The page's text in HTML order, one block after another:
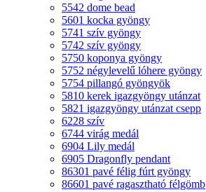
5542 dome bead
5601 kocka gyöngy
5741 szív gyöngy
5742 szív gyöngy
5750 koponya gyöngy
5752 négylevelű lóhere gyöngy
5754 pillangó gyöngyök
5810 kerek igazgyöngy utánzat
5821 igazgyöngy utánzat csepp
6228 szív
6744 virág medál
6904 Lily medál
6905 Dragonfly pendant
86301 pavé félig fúrt gyöngy
86601 pavé ragasztható félgömb